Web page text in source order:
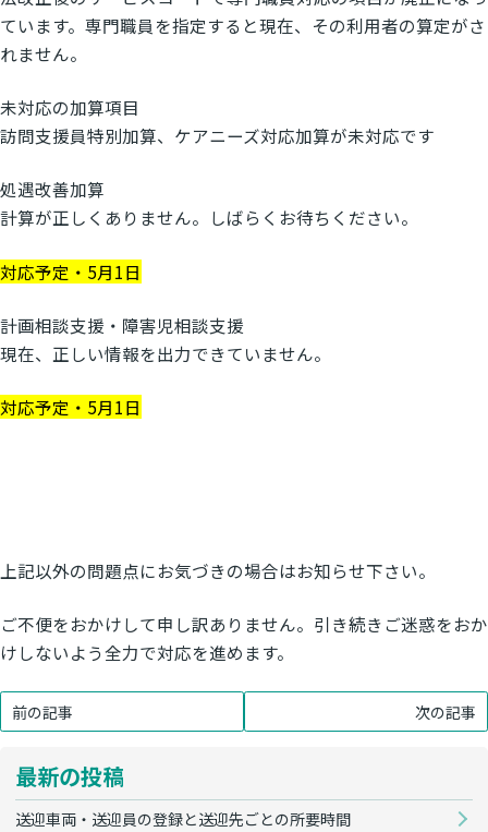
ています。専門職員を指定すると現在、その利用者の算定がさ
れません。
未対応の加算項目
訪問支援員特別加算、ケアニーズ対応加算が未対応です
処遇改善加算
計算が正しくありません。しばらくお待ちください。
対応予定・5月1日
計画相談支援・障害児相談支援
現在、正しい情報を出力できていません。
対応予定・5月1日
上記以外の問題点にお気づきの場合はお知らせ下さい。
ご不便をおかけして申し訳ありません。引き続きご迷惑をおか
けしないよう全力で対応を進めます。
前の記事 次の記事
最新の投稿
送迎車両・送迎員の登録と送迎先ごとの所要時間